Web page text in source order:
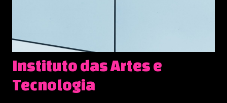
Instituto das Artes e
Tecnologia